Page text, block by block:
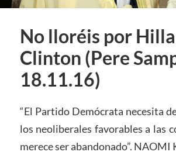
No lloréis por
Clinton (Pere
18.11.16)
“El Partido Demócrata necesita
los neoliberales favorables a las
merece ser abandonado”. NAOMI